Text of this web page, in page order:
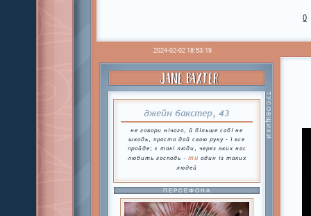
0
2024-02-02 18:53:19
JANE BAXTER
джейн бакстер, 43
не говори нічого, й більше собі не
шкодь, просто дай свою руку - і все
пройде; є такі люди, через яких нас
любить господь - ти один із таких
людей
ТУСОВЩИКИ
ПЕРСЕФОНА